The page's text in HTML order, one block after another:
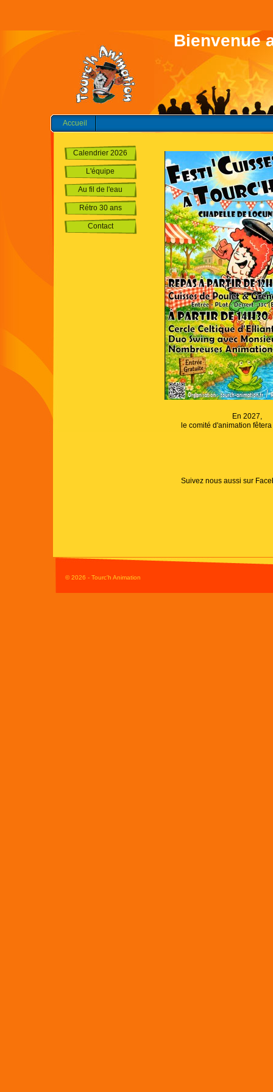
Bienvenue
Accueil
Calendrier 2026
L'équipe
Au fil de l'eau
Rétro 30 ans
Contact
En 2027,
le comité d'animation
Suivez nous aussi sur
© 2026 - Tourc'h Animation